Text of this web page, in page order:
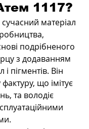
1117?
матеріал
подрібненого
з додаванням
пігментів. Він
що імітує
та володіє